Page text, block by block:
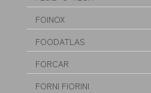
FOINOX
FOODATLAS
FORCAR
FORNI FIORINI